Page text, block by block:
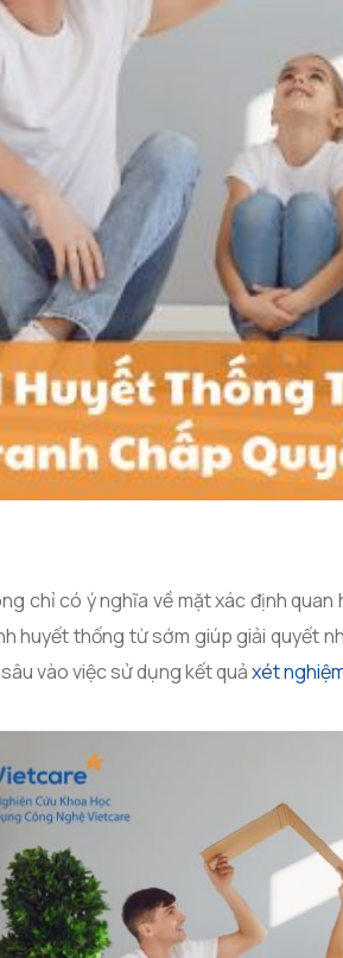
chỉ có ý nghĩa về mặt xác định
huyết thống từ sớm giúp giải quyết
vào việc sử dụng kết quảxét